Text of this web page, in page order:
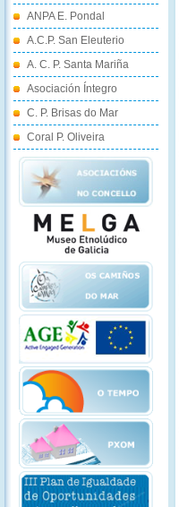
ANPA E. Pondal
A.C.P. San Eleuterio
A. C. P. Santa Mariña
Asociación Íntegro
C. P. Brisas do Mar
Coral P. Oliveira